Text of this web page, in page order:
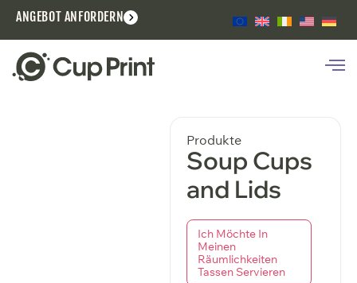
ANGEBOT ANFORDERN
Produkte
Soup Cups
and Lids
Ich Möchte In
Meinen
Räumlichkeiten
Tassen Servieren